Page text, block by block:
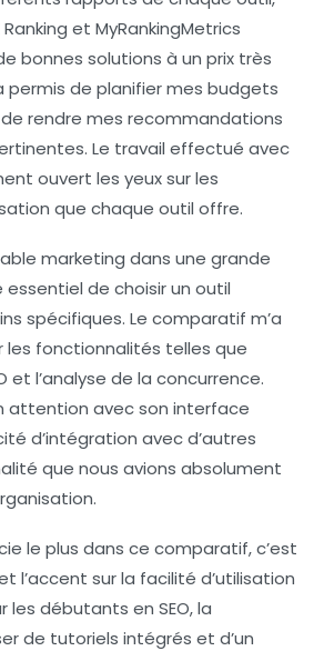
et MyRankingMetrics
bonnes solutions à un prix très
permis de planifier mes budgets
rendre mes recommandations
Le travail effectué avec
ouvert les yeux sur les
que chaque outil offre.
marketing dans une grande
essentiel de choisir un outil
spécifiques. Le comparatif m’a
les fonctionnalités telles que
et l’analyse de la concurrence.
attention avec son interface
d’intégration avec d’autres
que nous avions absolument
le plus dans ce comparatif, c’est
l’accent sur la facilité d’utilisation
les débutants en SEO, la
de tutoriels intégrés et d’un